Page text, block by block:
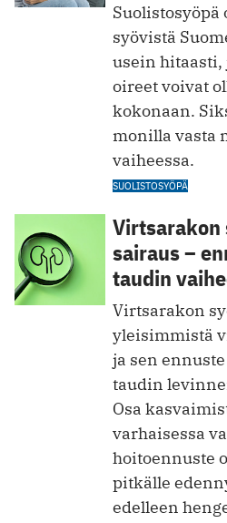
syövistä
usein hitaasti,
oireet voivat
kokonaan.
monilla vasta
vaiheessa.
SUOLISTOSYÖPÄ
Virtsarakon
sairaus –
taudin
Virtsarakon
yleisimmistä
ja sen
taudin
Osa
varhaisessa
hoitoennuste
pitkälle
edelleen